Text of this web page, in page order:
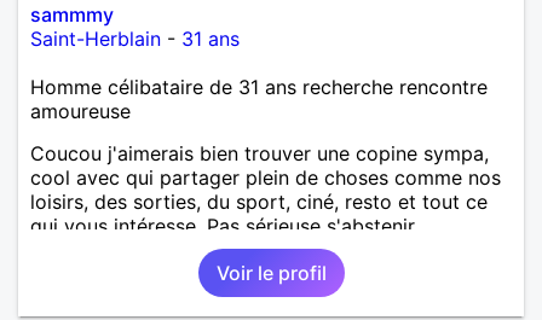
sammmy
Saint-Herblain - 31 ans
Homme célibataire de 31 ans recherche rencontre
amoureuse
Coucou j'aimerais bien trouver une copine sympa,
cool avec qui partager plein de choses comme nos
loisirs, des sorties, du sport, ciné, resto et tout ce
qui vous intéresse. Pas sérieuse s'abstenir.
Voir le profil